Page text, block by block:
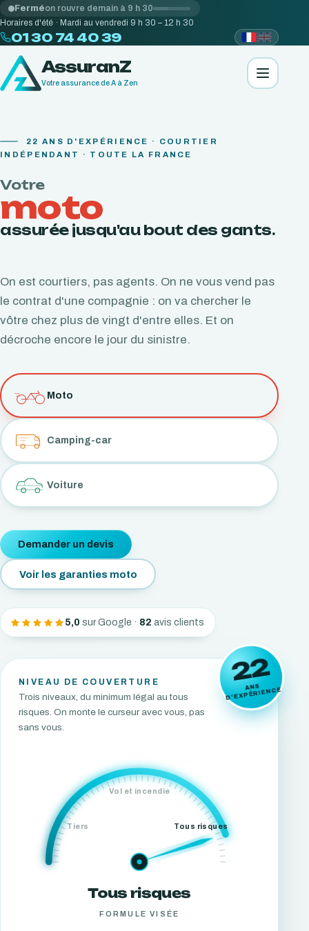
Ferméon rouvre demain à 9 h 30
Horaires d'été · Mardi au vendredi 9 h 30 – 12 h 30
01 30 74 40 39
AssuranZ
Votre assurance de A à Zen
22 ANS D'EXPÉRIENCE · COURTIER
INDÉPENDANT · TOUTE LA FRANCE
Votre
moto
assurée jusqu'au bout des gants.
On est courtiers, pas agents. On ne vous vend pas
le contrat d'une compagnie : on va chercher le
vôtre chez plus de vingt d'entre elles. Et on
décroche encore le jour du sinistre.
Moto
Camping-car
Voiture
Demander un devis
Voir les garanties moto
5,0 sur Google · 82 avis clients
22
ANS
D'EXPÉRIENCE
NIVEAU DE COUVERTURE
Trois niveaux, du minimum légal au tous
risques. On monte le curseur avec vous, pas
sans vous.
Tiers
Vol et incendie
Tous risques
Tous risques
FORMULE VISÉE